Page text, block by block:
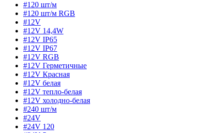
#120 шт/м
#120 шт/м RGB
#12V
#12V 14,4W
#12V IP65
#12V IP67
#12V RGB
#12V Герметичные
#12V Красная
#12V белая
#12V тепло-белая
#12V холодно-белая
#240 шт/м
#24V
#24V 120